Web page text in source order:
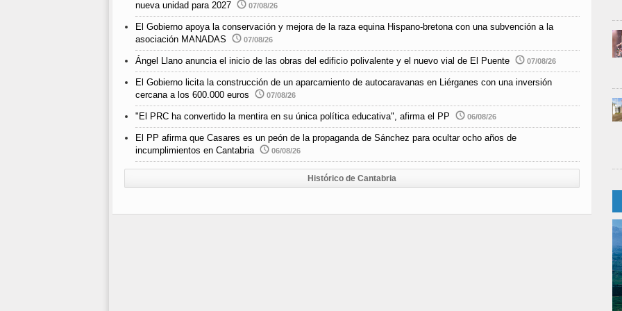
nueva unidad para 2027 07/08/26
El Gobierno apoya la conservación y mejora de la raza equina Hispano-bretona con una subvención a la
asociación MANADAS
07/08/26
Ángel Llano anuncia el inicio de las obras del edificio polivalente y el nuevo vial de El Puente 07/08/26
El Gobierno licita la construcción de un aparcamiento de autocaravanas en Liérganes con una inversión
cercana a los 600.000 euros
07/08/26
"El PRC ha convertido la mentira en su única política educativa", afirma el PP 06/08/26
El PP afirma que Casares es un peón de la propaganda de Sánchez para ocultar ocho años de
incumplimientos en Cantabria
06/08/26
Histórico de Cantabria